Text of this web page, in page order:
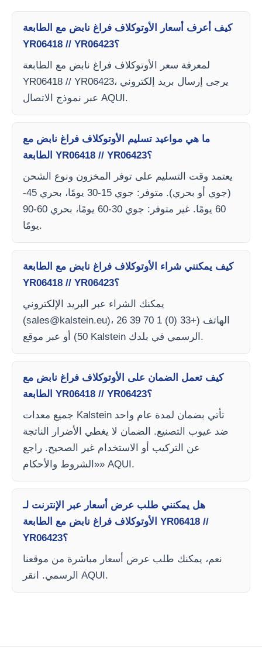
كيف أعرف أسعار الأوتوكلاف فراغ نابض مع الطابعة
YR06418 // YR06423؟
لمعرفة سعر الأوتوكلاف فراغ نابض مع الطابعة
YR06418 // YR06423، يرجى إرسال بريد إلكتروني
عبر نموذج الاتصال AQUI.
ما هي مواعيد تسليم الأوتوكلاف فراغ نابض مع
الطابعة YR06418 // YR06423؟
يعتمد وقت التسليم على توفر المخزون ونوع الشحن
(جوي أو بحري). متوفر: جوي 15-30 يومًا، بحري 45-
60 يومًا. غير متوفر: جوي 30-60 يومًا، بحري 60-90
يومًا.
كيف يمكنني شراء الأوتوكلاف فراغ نابض مع الطابعة
YR06418 // YR06423؟
يمكنك الشراء عبر البريد الإلكتروني
(sales@kalstein.eu)، الهاتف (+33 (0) 1 70 39 26
50) أو عبر موقع Kalstein الرسمي في بلدك.
كيف تعمل الضمان على الأوتوكلاف فراغ نابض مع
الطابعة YR06418 // YR06423؟
جميع معدات Kalstein تأتي بضمان لمدة عام واحد
ضد عيوب التصنيع. الضمان لا يغطي الأضرار الناتجة
عن التركيب أو الاستخدام غير الصحيح. راجع
«الشروط والأحكام» AQUI.
هل يمكنني طلب عرض أسعار عبر الإنترنت لـ
الأوتوكلاف فراغ نابض مع الطابعة YR06418 //
YR06423؟
نعم، يمكنك طلب عرض أسعار مباشرة من موقعنا
الرسمي. انقر AQUI.